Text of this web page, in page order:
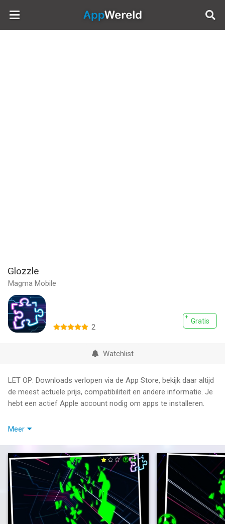
AppWereld
Glozzle
Magma Mobile
Gratis
2
Watchlist
LET OP: Downloads verlopen via de App Store, bekijk daar altijd
de meest actuele prijs, compatibiliteit en andere informatie. Je
hebt een actief Apple account nodig om apps te installeren.
Bent u een fan van 3D-games? Indien ja, download Glozzle nu!
nooit tevoren aangezien je de taak hebt om vervormde
afbeeldingren weer te herstellen.
Is je oog scherp genoeg?
Met meer dan 3.000 niveaus zal dit spel je uenlang tot het
Meer